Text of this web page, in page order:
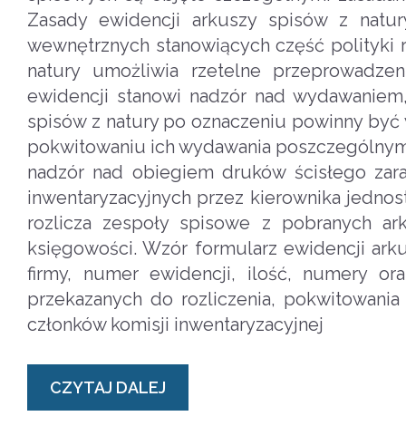
Zasady ewidencji arkuszy spisów z
wewnętrznych stanowiących część polityki
natury umożliwia rzetelne
ewidencji stanowi nadzór nad
spisów z natury po oznaczeniu powinny
pokwitowaniu ich wydawania
nadzór nad obiegiem druków ścisłego
inwentaryzacyjnych przez kierownika
rozlicza zespoły spisowe z pobranych
księgowości. Wzór formularz ewidencji
firmy, numer ewidencji, ilość, numery
przekazanych do rozliczenia,
członków komisji inwentaryzacyjnej
CZYTAJ DALEJ